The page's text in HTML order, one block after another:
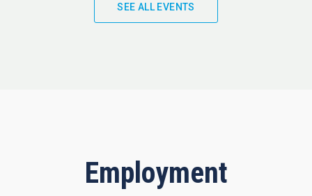
SEE ALL EVENTS
Employment